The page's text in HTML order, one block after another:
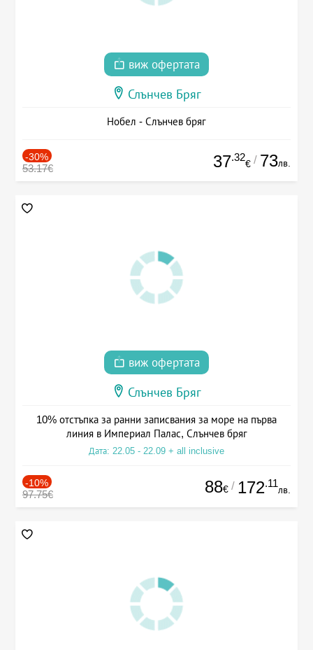
виж офертата
Слънчев Бряг
Нобел - Слънчев бряг
-30%
53.17€ 37.32
€ / 73лв.
виж офертата
Слънчев Бряг
10% отстъпка за ранни записвания за море на първа
линия в Империал Палас, Слънчев бряг
Дата: 22.05 - 22.09 + all inclusive
-10%
97.75€ 88€ / 172.11
лв.